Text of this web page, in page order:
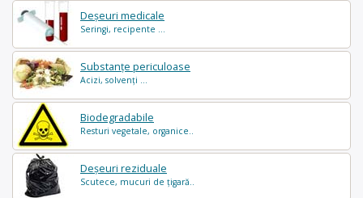
Deșeuri medicale
Seringi, recipente ...
Substanțe periculoase
Acizi, solvenți ...
Biodegradabile
Resturi vegetale, organice..
Deșeuri reziduale
Scutece, mucuri de țigară..